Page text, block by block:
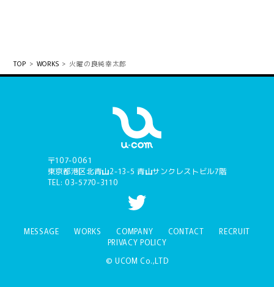
TOP WORKS 火曜の良純幸太郎
〒107-0061
東京都港区北青山2-13-5 青山サンクレストビル7階
TEL: 03-5770-3110
MESSAGE WORKS COMPANY CONTACT
RECRUIT
PRIVACY POLICY
© UCOM Co.,LTD